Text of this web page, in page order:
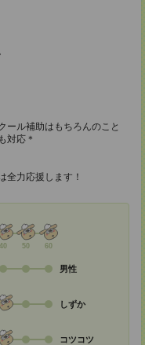
ール補助はもちろんのこと
対応＊
全力応援します！
40 50 60
男性
しずか
コツコツ